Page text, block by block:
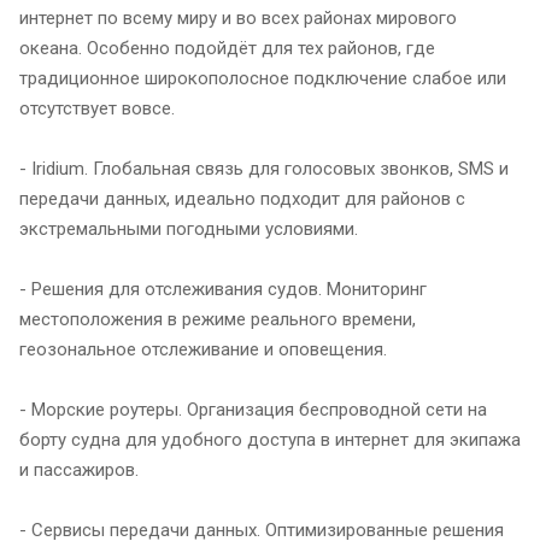
интернет по всему миру и во всех районах мирового
океана. Особенно подойдёт для тех районов, где
традиционное широкополосное подключение слабое или
отсутствует вовсе.
- Iridium. Глобальная связь для голосовых звонков, SMS и
передачи данных, идеально подходит для районов с
экстремальными погодными условиями.
- Решения для отслеживания судов. Мониторинг
местоположения в режиме реального времени,
геозональное отслеживание и оповещения.
- Морские роутеры. Организация беспроводной сети на
борту судна для удобного доступа в интернет для экипажа
и пассажиров.
- Сервисы передачи данных. Оптимизированные решения